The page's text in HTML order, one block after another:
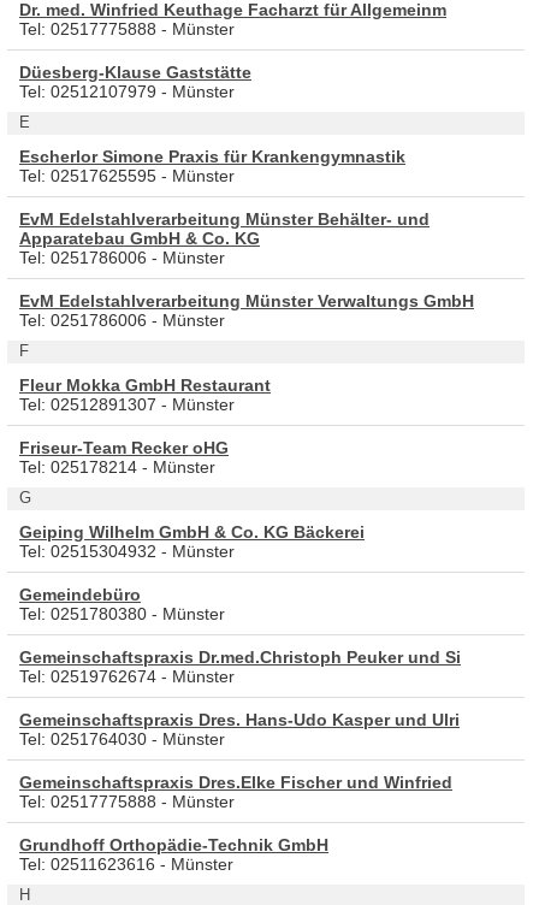
Dr. med. Winfried Keuthage Facharzt für Allgemeinm
Tel: 02517775888 - Münster
Düesberg-Klause Gaststätte
Tel: 02512107979 - Münster
E
Escherlor Simone Praxis für Krankengymnastik
Tel: 02517625595 - Münster
EvM Edelstahlverarbeitung Münster Behälter- und
Apparatebau GmbH & Co. KG
Tel: 0251786006 - Münster
EvM Edelstahlverarbeitung Münster Verwaltungs GmbH
Tel: 0251786006 - Münster
F
Fleur Mokka GmbH Restaurant
Tel: 02512891307 - Münster
Friseur-Team Recker oHG
Tel: 025178214 - Münster
G
Geiping Wilhelm GmbH & Co. KG Bäckerei
Tel: 02515304932 - Münster
Gemeindebüro
Tel: 0251780380 - Münster
Gemeinschaftspraxis Dr.med.Christoph Peuker und Si
Tel: 02519762674 - Münster
Gemeinschaftspraxis Dres. Hans-Udo Kasper und Ulri
Tel: 0251764030 - Münster
Gemeinschaftspraxis Dres.Elke Fischer und Winfried
Tel: 02517775888 - Münster
Grundhoff Orthopädie-Technik GmbH
Tel: 02511623616 - Münster
H